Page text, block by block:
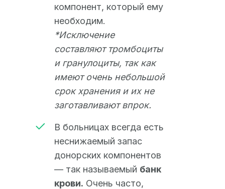
компонент, который ему
необходим.
*Исключение
составляют тромбоциты
и гранулоциты, так как
имеют очень небольшой
срок хранения и их не
заготавливают впрок.
В больницах всегда есть
неснижаемый запас
донорских компонентов
— так называемый банк
крови. Очень часто,